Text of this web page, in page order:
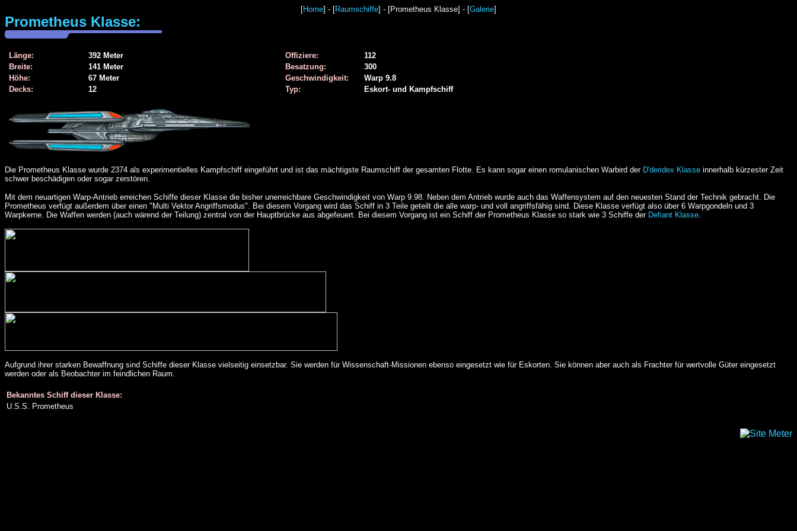
[Home] - [Raumschiffe] - [Prometheus Klasse] - [Galerie]
Prometheus Klasse:
Länge: 392 Meter Offiziere:
112
Breite:
141 Meter Besatzung:
300
Höhe:
67 Meter Geschwindigkeit:
Warp 9.8
Decks:
12 Typ: Eskort- und Kampfschiff
Die Prometheus Klasse wurde 2374 als experimentielles Kampfschiff eingeführt und ist das mächtigste Raumschiff der gesamten Flotte. Es kann sogar einen romulanischen Warbird der D'deridex Klasse innerhalb kürzester Zeit
schwer beschädigen oder sogar zerstören.
Mit dem neuartigen Warp-Antrieb erreichen Schiffe dieser Klasse die bisher unerreichbare Geschwindigkeit von Warp 9.98. Neben dem Antrieb wurde auch das Waffensystem auf den neuesten Stand der Technik gebracht. Die
Prometheus verfügt außerdem über einen "Multi Vektor Angriffsmodus". Bei diesem Vorgang wird das Schiff in 3 Teile geteilt die alle warp- und voll angriffsfähig sind. Diese Klasse verfügt also über 6 Warpgondeln und 3
Warpkerne. Die Waffen werden (auch wärend der Teilung) zentral von der Hauptbrücke aus abgefeuert. Bei diesem Vorgang ist ein Schiff der Prometheus Klasse so stark wie 3 Schiffe der Defiant Klasse.
Aufgrund ihrer starken Bewaffnung sind Schiffe dieser Klasse vielseitig einsetzbar. Sie werden für Wissenschaft-Missionen ebenso eingesetzt wie für Eskorten. Sie können aber auch als Frachter für wertvolle Güter eingesetzt
werden oder als Beobachter im feindlichen Raum.
Bekanntes Schiff dieser Klasse:
U.S.S. Prometheus